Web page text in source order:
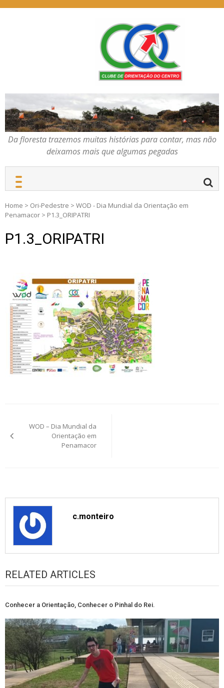
COC – CLUBE DE
ORIENTAÇÃO DO
CENTRO
Da floresta trazemos
muitas histórias para
contar, mas não deixamos
mais que algumas
pegadas
Da floresta trazemos muitas histórias para contar, mas não
deixamos mais que algumas pegadas
Home > Ori-Pedestre > WOD - Dia Mundial da Orientação em
Penamacor > P1.3_ORIPATRI
P1.3_ORIPATRI
navigation
WOD – Dia Mundial da
Orientação em
Penamacor
c.monteiro
RELATED ARTICLES
Conhecer a Orientação, Conhecer o Pinhal do Rei.